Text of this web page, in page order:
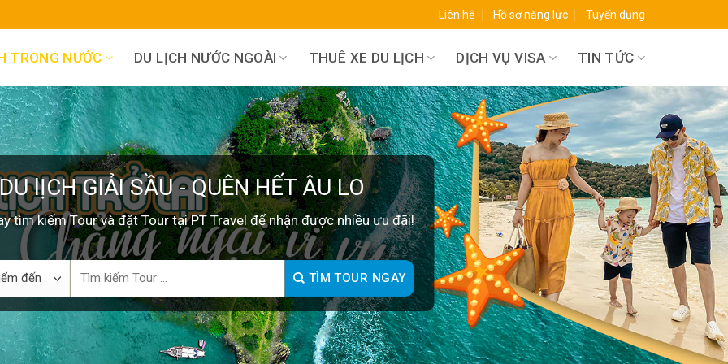
Liên hệ Hồ sơ năng lực Tuyển dụng
TRONG NƯỚC DU LỊCH NƯỚC NGOÀI THUÊ XE DU LỊCH DỊCH VỤ VISA TIN TỨC
DU lỊCH GIẢI SẦU - QUÊN HẾT ÂU LO
tìm kiếm Tour và đặt Tour tại PT Travel để nhận được nhiều ưu đãi!
TÌM TOUR NGAY